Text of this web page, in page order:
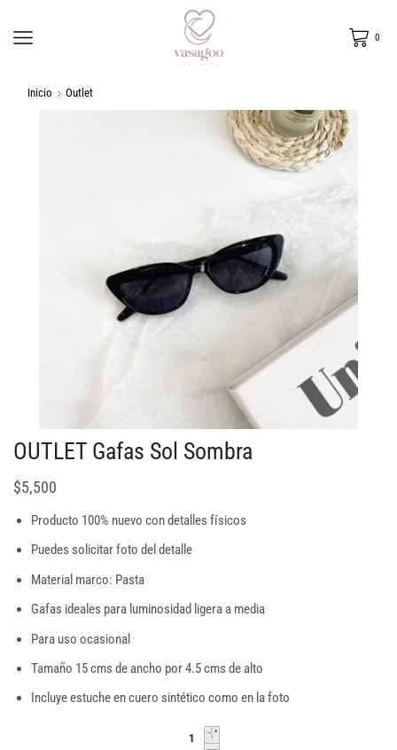
0
Inicio Outlet
OUTLET Gafas Sol Sombra
$5,500
Producto 100% nuevo con detalles físicos
Puedes solicitar foto del detalle
Material marco: Pasta
Gafas ideales para luminosidad ligera a media
Para uso ocasional
Tamaño 15 cms de ancho por 4.5 cms de alto
Incluye estuche en cuero sintético como en la foto